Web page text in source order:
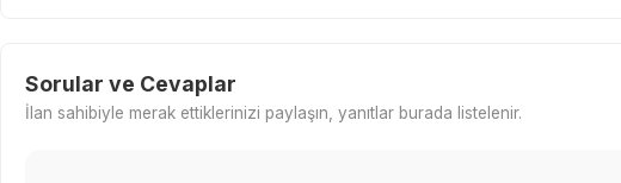
Sorular ve Cevaplar
İlan sahibiyle merak ettiklerinizi paylaşın, yanıtlar burada listelenir.